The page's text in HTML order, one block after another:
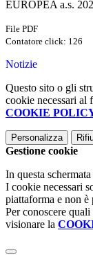
EUROPEA a.s.
File PDF
Contatore click: 126
Notizie
Questo sito o gli
cookie necessari al
COOKIE
Personalizza
Gestione cookie
In questa
I cookie necessari
piattaforma e non
Per conoscere
visionare la